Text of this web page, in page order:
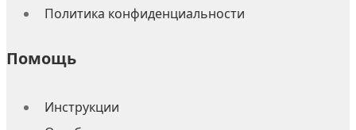
товара.
Политика конфиденциальности
Помощь
Инструкции